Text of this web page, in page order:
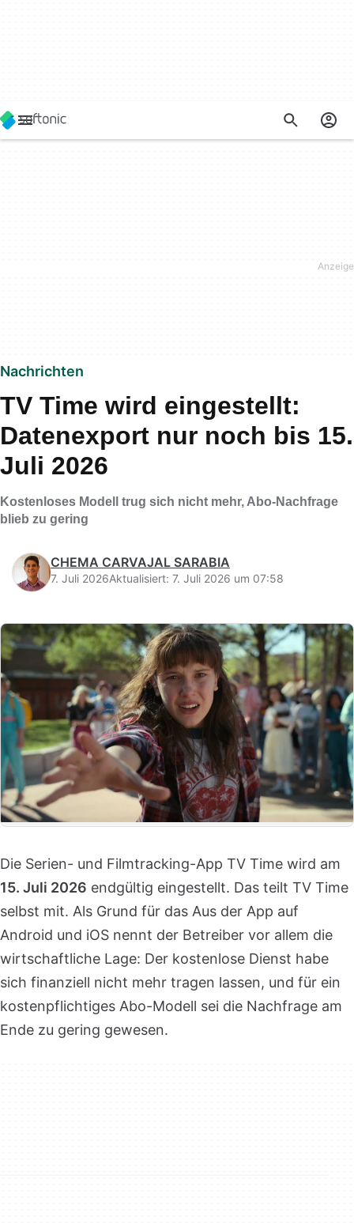
Nachrichten
TV Time wird eingestellt:
Datenexport nur noch bis 15.
Juli 2026
Kostenloses Modell trug sich nicht mehr, Abo-Nachfrage
blieb zu gering
CHEMA CARVAJAL SARABIA
7. Juli 2026Aktualisiert: 7. Juli 2026 um 07:58
Die Serien- und Filmtracking-App TV Time wird am
15. Juli 2026 endgültig eingestellt. Das teilt TV Time
selbst mit. Als Grund für das Aus der App auf
Android und iOS nennt der Betreiber vor allem die
wirtschaftliche Lage: Der kostenlose Dienst habe
sich finanziell nicht mehr tragen lassen, und für ein
kostenpflichtiges Abo-Modell sei die Nachfrage am
Ende zu gering gewesen.